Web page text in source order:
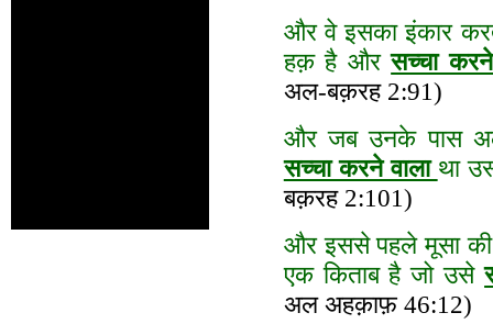
और वे इसका इंकार
हक़ है औरसच्चा
अल-बक़रह 2:91)
और जब उनके पास
सच्चा करने वाला था
बक़रह 2:101)
और इससे पहले मूसा
एक किताब है जो उसे
अल अहक़ाफ़ 46:12)